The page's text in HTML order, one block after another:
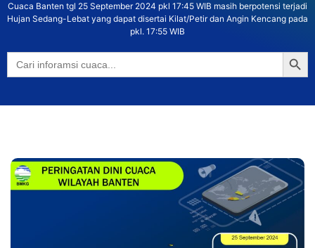
Cuaca Banten tgl 25 September 2024 pkl 17:45 WIB masih berpotensi terjadi
Hujan Sedang-Lebat yang dapat disertai Kilat/Petir dan Angin Kencang pada
pkl. 17:55 WIB
Search
for: